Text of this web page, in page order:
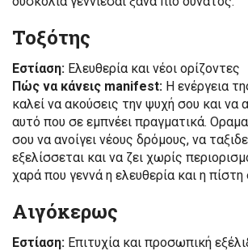
Τοξότης
Εστίαση: Ελευθερία και νέοι ορίζοντες
Πώς να κάνεις manifest: Η ενέργεια
καλεί να ακούσεις την ψυχή σου και να
αυτό που σε εμπνέει πραγματικά.
σου να ανοίγει νέους δρόμους, να
εξελίσσεται και να ζει χωρίς
χαρά που γεννά η ελευθερία και η
Αιγόκερως
Εστίαση: Επιτυχία και προσωπική